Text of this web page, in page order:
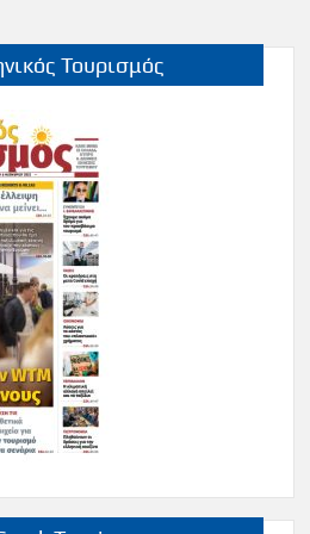
Τουρισμός